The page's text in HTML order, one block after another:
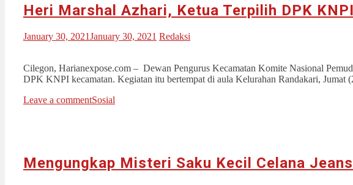
Heri Marshal Azhari, Ketua Terpilih DPK
January 30, 2021January 30, 2021 Redaksi
Cilegon, Harianexpose.com – Dewan Pengurus Kecamatan Komite Nasional
DPK KNPI kecamatan. Kegiatan itu bertempat di aula Kelurahan Randakari, Jumat
Leave a commentSosial
Mengungkap Misteri Saku Kecil Celana Jeans